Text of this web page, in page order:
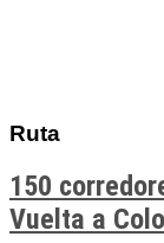
Ruta
150
Vuelta a